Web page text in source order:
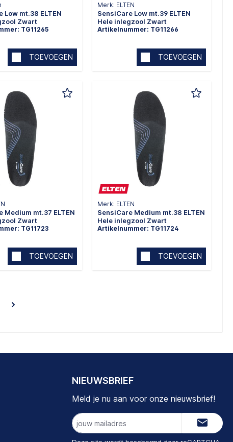
Low mt.38 ELTEN
Zwart
TG11265
TOEVOEGEN
Merk: ELTEN
SensiCare Low mt.39 ELTEN
Hele inlegzool Zwart
Artikelnummer: TG11266
TOEVOEGEN
Medium mt.37 ELTEN
Zwart
TG11723
TOEVOEGEN
Merk: ELTEN
SensiCare Medium mt.38 ELTEN
Hele inlegzool Zwart
Artikelnummer: TG11724
TOEVOEGEN
NIEUWSBRIEF
Meld je nu aan voor onze nieuwsbrief!
E-
mailadres